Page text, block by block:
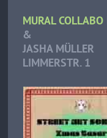
MURAL COLLABO
&
JASHA MÜLLER
LIMMERSTR. 1